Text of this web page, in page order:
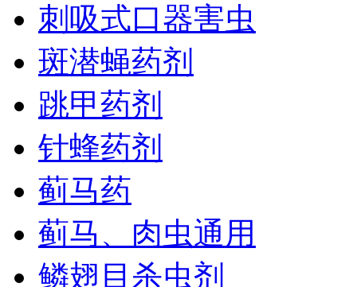
刺吸式口器害虫
斑潜蝇药剂
跳甲药剂
针蜂药剂
蓟马药
蓟马、肉虫通用
鳞翅目杀虫剂